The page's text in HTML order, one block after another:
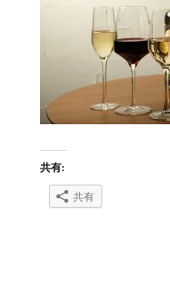
共有:
共有